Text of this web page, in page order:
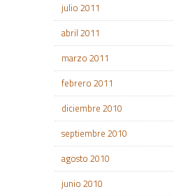
julio 2011
abril 2011
marzo 2011
febrero 2011
diciembre 2010
septiembre 2010
agosto 2010
junio 2010